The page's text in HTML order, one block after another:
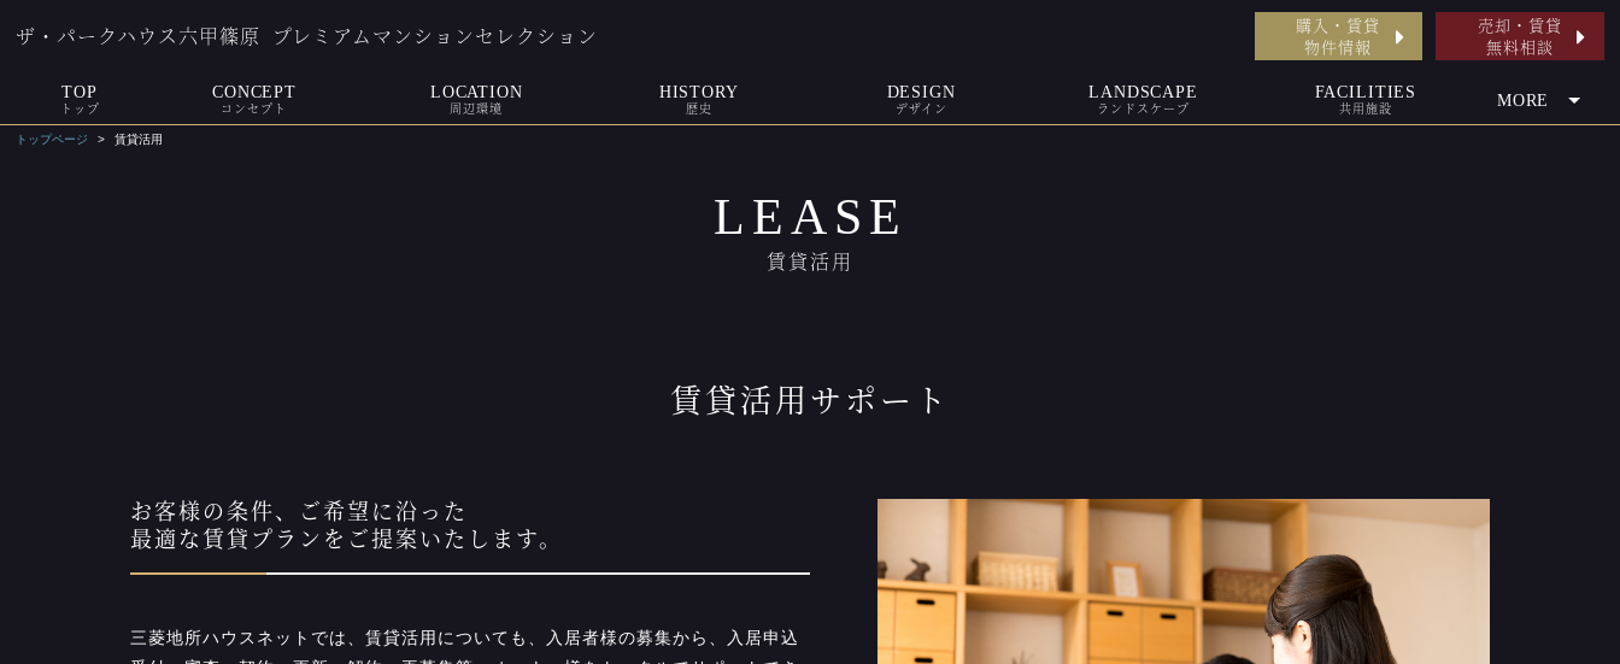
ザ・パークハウス六甲篠原 プレミアムマンションセレクション
購入・賃貸
物件情報
売却・賃貸
無料相談
TOP
トップ
CONCEPT
コンセプト
LOCATION
周辺環境
HISTORY
歴史
DESIGN
デザイン
LANDSCAPE
ランドスケープ
FACILITIES
共用施設
MORE
トップページ 賃貸活用
LEASE
賃貸活用
賃貸活用サポート
お客様の条件、ご希望に沿った
最適な賃貸プランをご提案いたします。
三菱地所ハウスネットでは、賃貸活用についても、入居者様の募集から、入居申込